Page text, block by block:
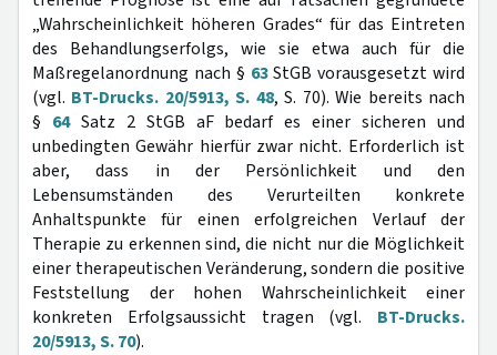
„Wahrscheinlichkeit höheren Grades“ für das Eintreten
des Behandlungserfolgs, wie sie etwa auch für die
Maßregelanordnung nach § 63StGB vorausgesetzt wird
(vgl. BT-Drucks. 20/5913, S. 48, S. 70). Wie bereits nach
§ 64Satz 2 StGB aF bedarf es einer sicheren und
unbedingten Gewähr hierfür zwar nicht. Erforderlich ist
aber, dass in der Persönlichkeit und den
Lebensumständen des Verurteilten konkrete
Anhaltspunkte für einen erfolgreichen Verlauf der
Therapie zu erkennen sind, die nicht nur die Möglichkeit
einer therapeutischen Veränderung, sondern die positive
Feststellung der hohen Wahrscheinlichkeit einer
konkreten Erfolgsaussicht tragen (vgl. BT-Drucks.
20/5913, S. 70).